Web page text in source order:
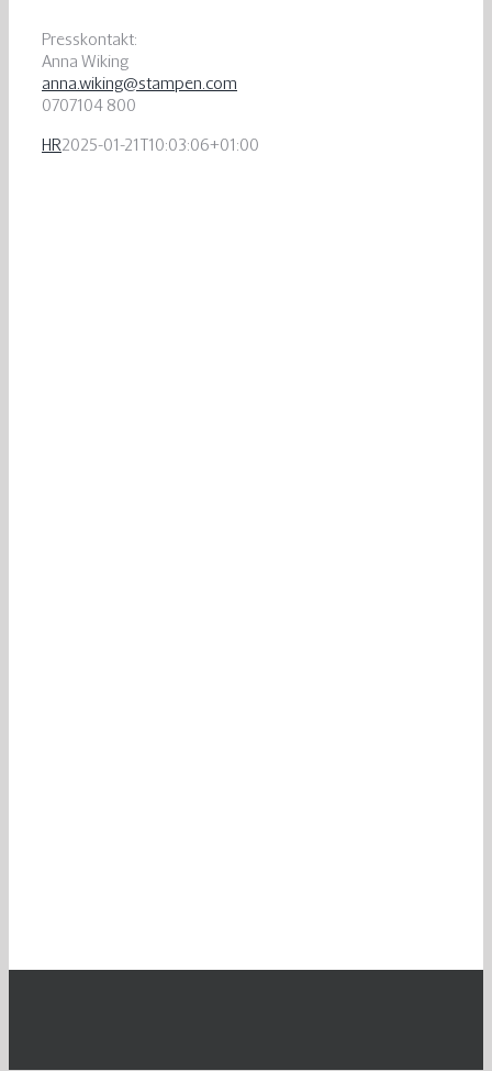
Presskontakt:
Anna Wiking
anna.wiking@stampen.com
0707104 800
HR2025-01-21T10:03:06+01:00